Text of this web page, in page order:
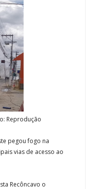
pegou fogo na
vias de acesso ao
Recôncavo o